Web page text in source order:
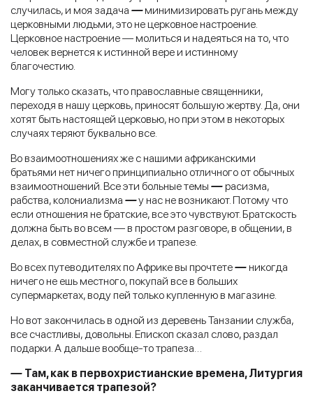
случилась, и моя задача —минимизировать ругань между
церковными людьми, это не церковное настроение.
Церковное настроение — молиться и надеяться на то, что
человек вернется к истинной вере и истинному
благочестию.
Могу только сказать, что православные священники,
переходя в нашу церковь, приносят большую жертву. Да, они
хотят быть настоящей церковью, но при этом в некоторых
случаях теряют буквально все.
Во взаимоотношениях же с нашими африканскими
братьями нет ничего принципиально отличного от обычных
взаимоотношений. Все эти больные темы —расизма,
рабства, колониализма —у нас не возникают. Потому что
если отношения не братские, все это чувствуют. Братскость
должна быть во всем — в простом разговоре, в общении, в
делах, в совместной службе и трапезе.
Во всех путеводителях по Африке вы прочтете—никогда
ничего не ешь местного, покупай все в больших
супермаркетах, воду пей только купленную в магазине.
Но вот закончилась в одной из деревень Танзании служба,
все счастливы, довольны. Епископ сказал слово, раздал
подарки. А дальше вообще-то трапеза…
— Там, как в первохристианские времена, Литургия
заканчивается трапезой?